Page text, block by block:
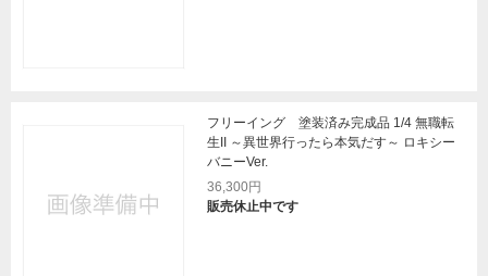
フリーイング 塗装済み完成品 1/4 無職転
生II ～異世界行ったら本気だす～ ロキシー
バニーVer.
36,300円
販売休止中です